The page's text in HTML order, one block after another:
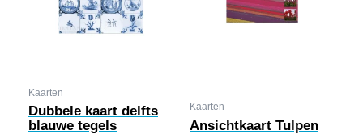
Kaarten
Dubbele kaart delfts
blauwe tegels
Kaarten
Ansichtkaart Tulpen